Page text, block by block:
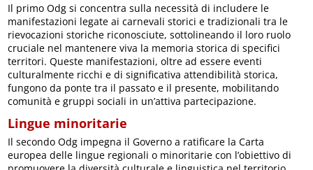
Il primo Odg si concentra sulla necessità di includere le
manifestazioni legate ai carnevali storici e tradizionali tra le
rievocazioni storiche riconosciute, sottolineando il loro ruolo
cruciale nel mantenere viva la memoria storica di specifici
territori. Queste manifestazioni, oltre ad essere eventi
culturalmente ricchi e di significativa attendibilità storica,
fungono da ponte tra il passato e il presente, mobilitando
comunità e gruppi sociali in un’attiva partecipazione.
Lingue minoritarie
Il secondo Odg impegna il Governo a ratificare la Carta
europea delle lingue regionali o minoritarie con l’obiettivo di